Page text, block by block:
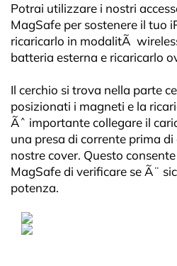
Potrai utilizzare i nostri
MagSafe per sostenere il tuo
ricaricarlo in modalitÃ
batteria esterna e ricaricarlo
Il cerchio si trova nella parte
posizionati i magneti e la
Ãˆ importante collegare il
una presa di corrente prima
nostre cover. Questo
MagSafe di verificare se Ã¨
potenza.